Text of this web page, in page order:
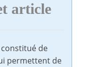
article
constitué de
permettent de